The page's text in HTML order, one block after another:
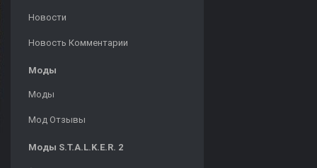
Новости
Новость Комментарии
Моды
Моды
Мод Отзывы
Моды S.T.A.L.K.E.R. 2